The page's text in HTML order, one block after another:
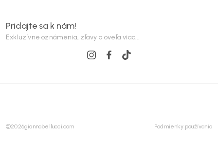
Pridajte sa k nám!
Exkluzívne oznámenia, zľavy a oveľa viac...
©2026giannabellucci.com Podmienky používania